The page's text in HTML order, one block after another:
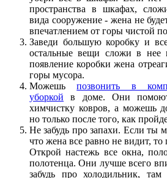
пространства в шкафах,
вида сооружение - жена не
впечатлением от горы чистой
Заведи большую коробку и
остальные вещи сложи в нее
появление коробки жена
горы мусора.
Можешьпозвонить в
уборкой в доме. Они
химчистку ковров, а можешь
но только после того, как
Не забудь про запахи. Если ты
что жена все равно не видит,
Открой настежь все окна,
полотенца. Они лучше всего
забудь про холодильник, там